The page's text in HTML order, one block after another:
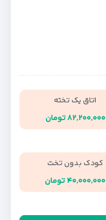
اتاق یک تخته
۸۲,۲۰۰,۰۰۰ تومان
کودک بدون تخت
۴۰,۰۰۰,۰۰۰ تومان